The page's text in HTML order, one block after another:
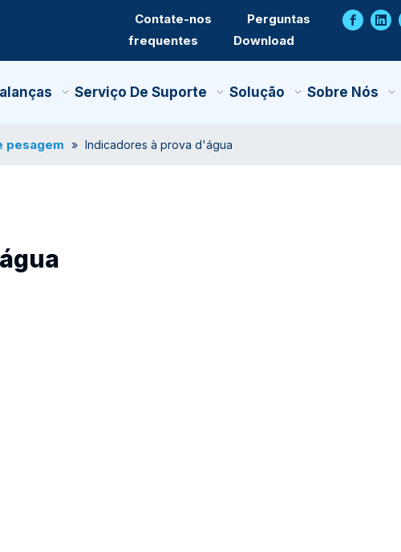
Contate-nos
Perguntas
frequentes
Download
Serviço De Suporte Solução Sobre Nós
pesagem » Indicadores à prova d'água